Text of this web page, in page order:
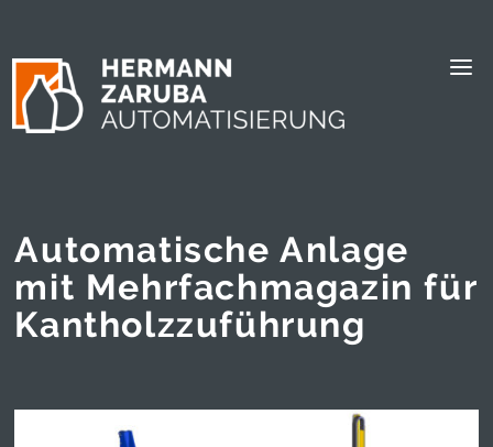
Automatische Anlage
mit Mehrfachmagazin für
Kantholzzuführung